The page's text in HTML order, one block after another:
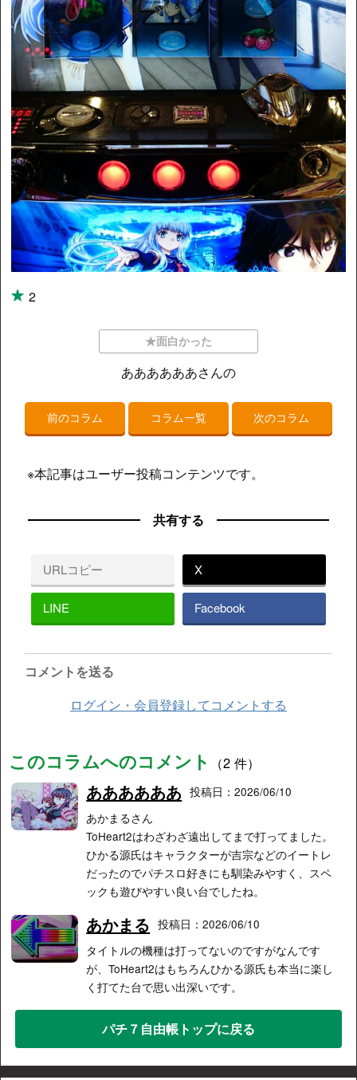
2
★面白かった
ああああああさんの
前のコラム コラム一覧 次のコラム
※本記事はユーザー投稿コンテンツです。
共有する
URLコピー X
LINE Facebook
コメントを送る
ログイン・会員登録してコメントする
このコラムへのコメント （2 件）
ああああああ 投稿日：2026/06/10
あかまるさん
ToHeart2はわざわざ遠出してまで打ってました。
ひかる源氏はキャラクターが吉宗などのイートレ
だったのでパチスロ好きにも馴染みやすく、スペ
ックも遊びやすい良い台でしたね。
あかまる 投稿日：2026/06/10
タイトルの機種は打ってないのですがなんです
が、ToHeart2はもちろんひかる源氏も本当に楽し
く打てた台で思い出深いです。
パチ７自由帳トップに戻る